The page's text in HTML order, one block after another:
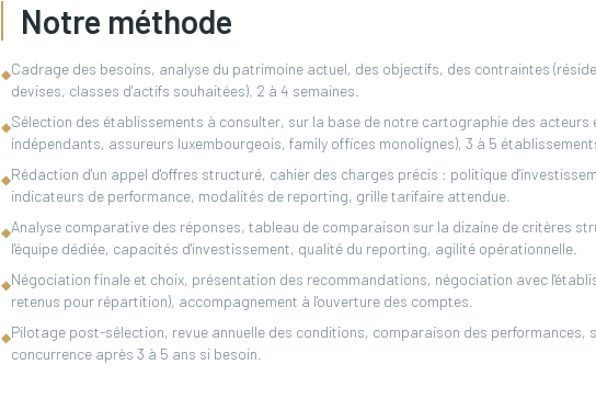
Notre méthode
◆Cadrage des besoins, analyse du patrimoine actuel, des objectifs, des contraintes
devises, classes d'actifs souhaitées). 2 à 4 semaines.
◆Sélection des établissements à consulter, sur la base de notre cartographie des acteurs
indépendants, assureurs luxembourgeois, family offices monolignes), 3 à 5
◆Rédaction d'un appel d'offres structuré, cahier des charges précis : politique
indicateurs de performance, modalités de reporting, grille tarifaire attendue.
◆Analyse comparative des réponses, tableau de comparaison sur la dizaine de critères
l'équipe dédiée, capacités d'investissement, qualité du reporting, agilité opérationnelle.
◆Négociation finale et choix, présentation des recommandations, négociation avec
retenus pour répartition), accompagnement à l'ouverture des comptes.
◆Pilotage post-sélection, revue annuelle des conditions, comparaison des performances,
concurrence après 3 à 5 ans si besoin.